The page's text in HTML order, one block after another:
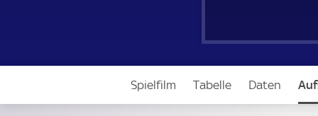
Spielfilm Tabelle Daten